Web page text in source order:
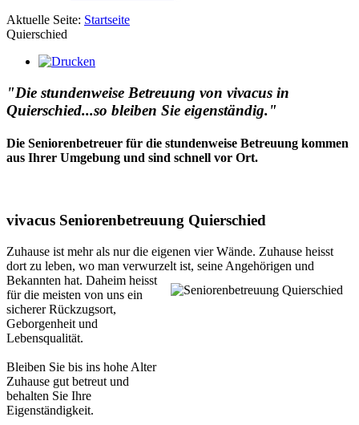
Aktuelle Seite: Startseite
Quierschied
"Die stundenweise Betreuung von vivacus in
Quierschied...so bleiben Sie eigenständig."
Die Seniorenbetreuer für die stundenweise Betreuung kommen
aus Ihrer Umgebung und sind schnell vor Ort.
vivacus Seniorenbetreuung Quierschied
Zuhause ist mehr als nur die eigenen vier Wände. Zuhause heisst
dort zu leben, wo man verwurzelt ist, seine Angehörigen und
Bekannten hat. Daheim heisst
für die meisten von uns ein
sicherer Rückzugsort,
Geborgenheit und
Lebensqualität.
Bleiben Sie bis ins hohe Alter
Zuhause gut betreut und
behalten Sie Ihre
Eigenständigkeit.